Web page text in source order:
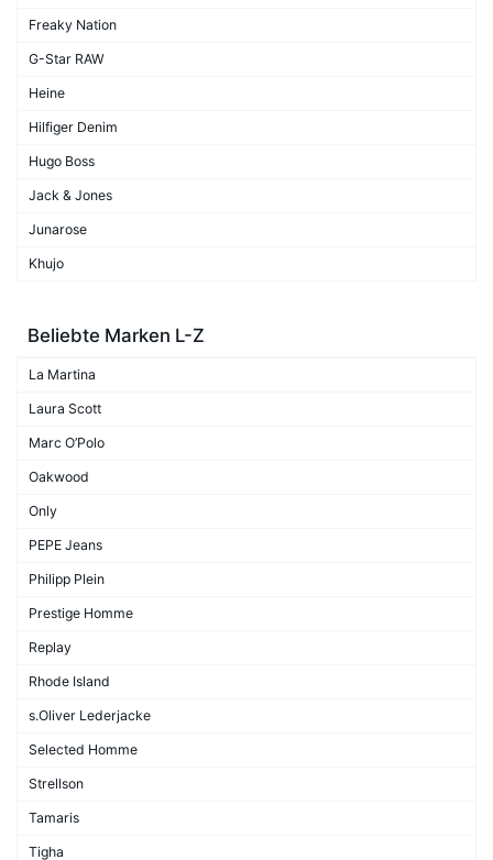
Freaky Nation
G-Star RAW
Heine
Hilfiger Denim
Hugo Boss
Jack & Jones
Junarose
Khujo
Beliebte Marken L-Z
La Martina
Laura Scott
Marc O’Polo
Oakwood
Only
PEPE Jeans
Philipp Plein
Prestige Homme
Replay
Rhode Island
s.Oliver Lederjacke
Selected Homme
Strellson
Tamaris
Tigha